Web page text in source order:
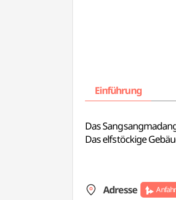
Einführung
Das
Das elfstöckige
Adresse